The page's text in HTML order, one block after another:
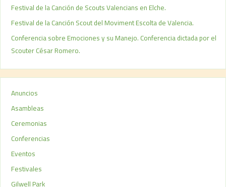
Festival de la Canción de Scouts Valencians en Elche.
Festival de la Canción Scout del Moviment Escolta de Valencia.
Conferencia sobre Emociones y su Manejo. Conferencia dictada por el
Scouter César Romero.
Anuncios
Asambleas
Ceremonias
Conferencias
Eventos
Festivales
Gilwell Park